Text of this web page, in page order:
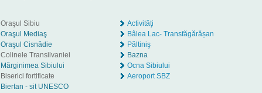
Oraşul Sibiu
Oraşul Mediaş
Oraşul Cisnădie
Colinele Transilvaniei
Mărginimea Sibiului
Biserici fortificate
Biertan - sit UNESCO
Activităţi
Bâlea Lac- Transfăgărășan
Păltiniş
Bazna
Ocna Sibiului
Aeroport SBZ